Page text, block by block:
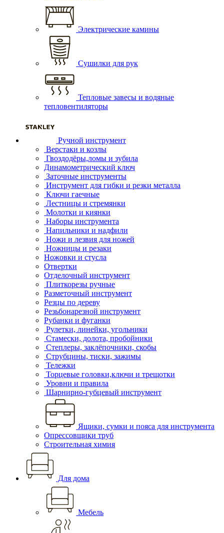
Электрические камины
Сушилки для рук
Тепловые завесы и водяные
тепловентиляторы
Ручной инструмент
Верстаки и козлы
Гвоздодёры,ломы и зубила
Динамометрический ключ
Заточные инструменты
Инструмент для гибки и резки металла
Ключи гаечные
Лестницы и стремянки
Молотки и киянки
Наборы инструмента
Напильники и надфили
Ножи и лезвия для ножей
Ножницы и резаки
Ножовки и стусла
Отвертки
Отделочный инструмент
Плиткорезы ручные
Разметочный инструмент
Резцы по дереву
Резьбонарезной инструмент
Рубанки и фуганки
Рулетки, линейки, угольники
Стамески, долота, пробойники
Степлеры, заклёпочники, скобы
Струбцины, тиски, зажимы
Тележки
Торцевые головки,ключи и трещотки
Уровни и правила
Шарнирно-губцевый инструмент
Ящики, сумки и пояса для инструмента
Опрессовщики труб
Строительная химия
Для дома
Мебель